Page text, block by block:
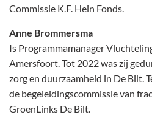
Commissie K.F. Hein Fonds.
Anne Brommersma
Is Programmamanager
Amersfoort. Tot 2022 was zij
zorg en duurzaamheid in De Bilt.
de begeleidingscommissie van
GroenLinks De Bilt.